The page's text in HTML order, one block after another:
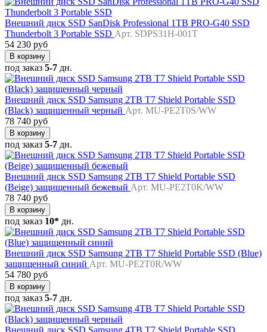
Внешний диск SSD SanDisk Professional 1TB PRO-G40 SSD
Thunderbolt 3 Portable SSD Арт. SDPS31H-001T
54 230 руб
В корзину
под заказ 5-7 дн.
Внешний диск SSD Samsung 2TB T7 Shield Portable SSD
(Black) защищенный черный Арт. MU-PE2T0S/WW
78 740 руб
В корзину
под заказ 5-7 дн.
Внешний диск SSD Samsung 2TB T7 Shield Portable SSD
(Beige) защищенный бежевый Арт. MU-PE2T0K/WW
78 740 руб
В корзину
под заказ 10* дн.
Внешний диск SSD Samsung 2TB T7 Shield Portable SSD (Blue)
защищенный синий Арт. MU-PE2T0R/WW
54 780 руб
В корзину
под заказ 5-7 дн.